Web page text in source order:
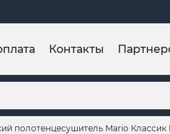
Контакты
полотенцесушитель Mario